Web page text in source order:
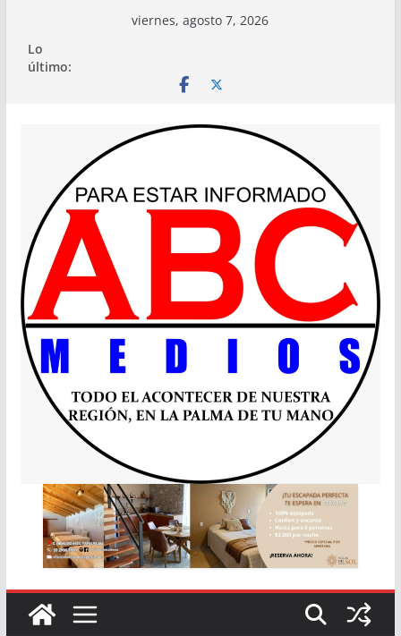
contenido
viernes, agosto 7, 2026
Lo
último: